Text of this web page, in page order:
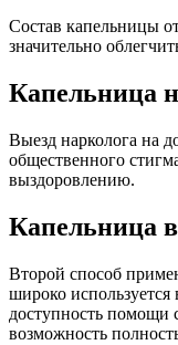
Состав капельницы
значительно
Капельница
Выезд нарколога на
общественного
выздоровлению.
Капельница
Второй способ
широко
доступность помощи
возможность